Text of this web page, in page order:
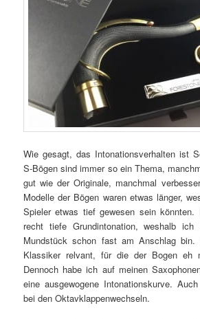
Wie gesagt, das Intonationsverhalten ist
S-Bögen sind immer so ein Thema,
gut wie der Originale, manchmal
Modelle der Bögen waren etwas länger,
Spieler etwas tief gewesen sein
recht tiefe Grundintonation, weshalb
Mundstück schon fast am Anschlag
Klassiker relvant, für die der Bogen eh
Dennoch habe ich auf meinen
eine ausgewogene Intonationskurve.
bei den Oktavklappenwechseln.